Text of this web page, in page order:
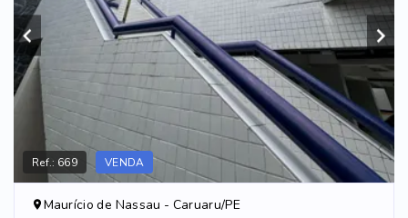
Ref.: 669 VENDA
Maurício de Nassau - Caruaru/PE